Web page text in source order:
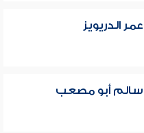
عمر الدريويز
سالم أبو مصعب